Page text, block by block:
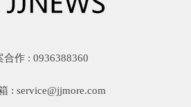
合作 : 0936388360
: service@jjmore.com